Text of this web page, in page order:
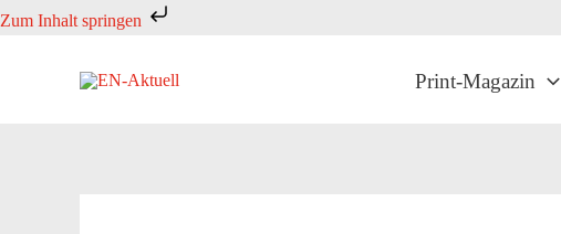
Zum Inhalt springen
Zum
Print-Magazin